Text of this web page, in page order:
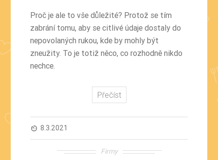
Proč je ale to vše důležité? Protož se tím
zabrání tomu, aby se citlivé údaje dostaly do
nepovolaných rukou, kde by mohly být
zneužity. To je totiž něco, co rozhodně nikdo
nechce.
Přečíst
av_timer 8.3.2021
Firmy